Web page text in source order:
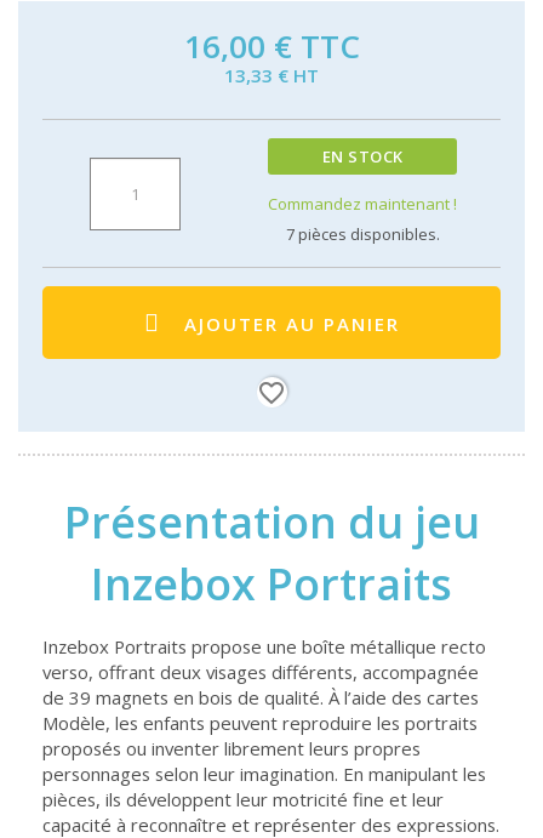
16,00 € TTC
13,33 € HT
EN STOCK
Commandez maintenant !
7pièces disponibles.
AJOUTER AU PANIER
favorite_border
Présentation du jeu
Inzebox Portraits
Inzebox Portraits propose une boîte métallique recto
verso, offrant deux visages différents, accompagnée
de 39 magnets en bois de qualité. À l’aide des cartes
Modèle, les enfants peuvent reproduire les portraits
proposés ou inventer librement leurs propres
personnages selon leur imagination. En manipulant les
pièces, ils développent leur motricité fine et leur
capacité à reconnaître et représenter des expressions.